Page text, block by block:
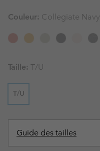
Couleur: Collegiate Navy
Taille: T/U
T/U
Guide des tailles